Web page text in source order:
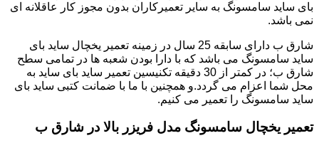
بای ساید سامسونگ به سایر تعمیرکاران بدون مجوز کار عاقلانه ای
نمی باشد.
شارق ب دارای سابقه 25 سال در زمینه تعمیر یخچال ساید بای
ساید سامسونگ می باشد که با دارا بودن شعبه ها در تمامی سطح
شارق ب؛ در کمتر از 30 دقیقه تکنیسین تعمیر ساید بای ساید به
محل شما اعزام می گردد.و همچنین با ما با ضمانت کتبی ساید بای
ساید سامسونگ را تعمیر می کنیم.
تعمیر یخچال سامسونگ مدل فریزر بالا در شارق ب